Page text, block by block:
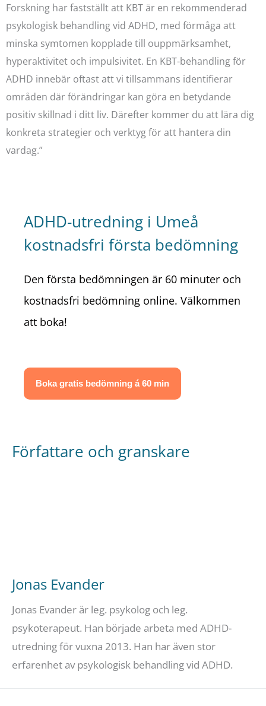
Forskning har fastställt att KBT är en rekommenderad
psykologisk behandling vid ADHD, med förmåga att
minska symtomen kopplade till ouppmärksamhet,
hyperaktivitet och impulsivitet. En KBT-behandling för
ADHD innebär oftast att vi tillsammans identifierar
områden där förändringar kan göra en betydande
positiv skillnad i ditt liv. Därefter kommer du att lära dig
konkreta strategier och verktyg för att hantera din
vardag.”
ADHD-utredning i Umeå
kostnadsfri första bedömning
Den första bedömningen är 60 minuter och
kostnadsfri bedömning online. Välkommen
att boka!
Boka gratis bedömning á 60 min
Författare och granskare
Jonas Evander
Jonas Evander är leg. psykolog och leg.
psykoterapeut. Han började arbeta med ADHD-
utredning för vuxna 2013. Han har även stor
erfarenhet av psykologisk behandling vid ADHD.